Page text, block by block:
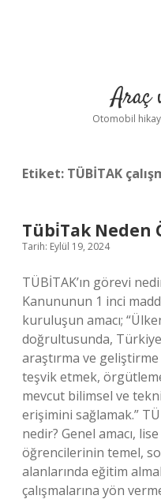
Araç
Otomobil
Etiket: TÜBİTAK
Tübi̇Tak Neden
Tarih: Eylül 19, 2024
TÜBİTAK’ın görevi
Kanununun 1 inci
kuruluşun amacı;
doğrultusunda,
araştırma ve
teşvik etmek,
mevcut bilimsel ve
erişimini sağlamak.”
nedir? Genel amacı,
öğrencilerinin temel,
alanlarında eğitim
çalışmalarına yön